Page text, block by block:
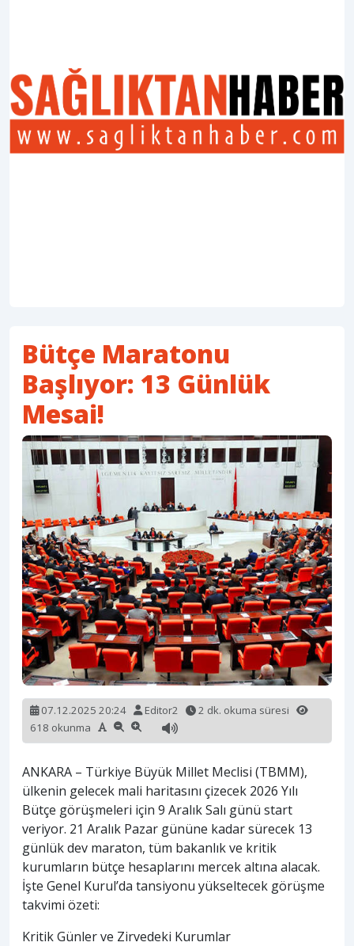
Bütçe Maratonu
Başlıyor: 13 Günlük
Mesai!
07.12.2025 20:24 Editor2
2 dk. okuma süresi
618 okunma
ANKARA – Türkiye Büyük Millet Meclisi (TBMM),
ülkenin gelecek mali haritasını çizecek 2026 Yılı
Bütçe görüşmeleri için 9 Aralık Salı günü start
veriyor. 21 Aralık Pazar gününe kadar sürecek 13
günlük dev maraton, tüm bakanlık ve kritik
kurumların bütçe hesaplarını mercek altına alacak.
İşte Genel Kurul’da tansiyonu yükseltecek görüşme
takvimi özeti:
Kritik Günler ve Zirvedeki Kurumlar